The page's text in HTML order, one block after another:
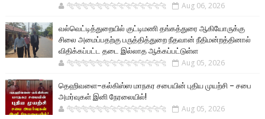
🐅🐅🐅🐅🐅🐅🐆🐆🐆🐆🐆🐆🐆🐆 Aug 06, 2026
வல்வெட்டித்துறையில் குட்டிமணி தங்கத்துரை ஆகியோருக்கு
சிலை அமைப்பதற்கு பருத்தித்துறை நீதவான் நீதிமன்றத்தினால்
விதிக்கப்பட்ட தடை இல்லாத ஆக்கப்பட்டுள்ள
🐅🐅🐅🐅🐅🐅🐆🐆🐆🐆🐆🐆🐆🐆 Aug 05, 2026
தெஹிவளை–கல்கிஸ்ஸ மாநகர சபையின் புதிய முயற்சி – சபை
அமர்வுகள் இனி நேரலையில்!
🐅🐅🐅🐅🐅🐅🐆🐆🐆🐆🐆🐆🐆🐆 Aug 05, 2026